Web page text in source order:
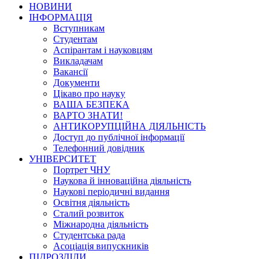
НОВИНИ
ІНФОРМАЦІЯ
Вступникам
Студентам
Аспірантам і науковцям
Викладачам
Вакансії
Документи
Цікаво про науку
ВАША БЕЗПЕКА
ВАРТО ЗНАТИ!
АНТИКОРУПЦІЙНА ДІЯЛЬНІСТЬ
Доступ до публічної інформації
Телефонний довідник
УНІВЕРСИТЕТ
Портрет ЧНУ
Наукова й інноваційна діяльність
Наукові періодичні видання
Освітня діяльність
Сталий розвиток
Міжнародна діяльність
Студентська рада
Асоціація випускників
ПІДРОЗДІЛИ